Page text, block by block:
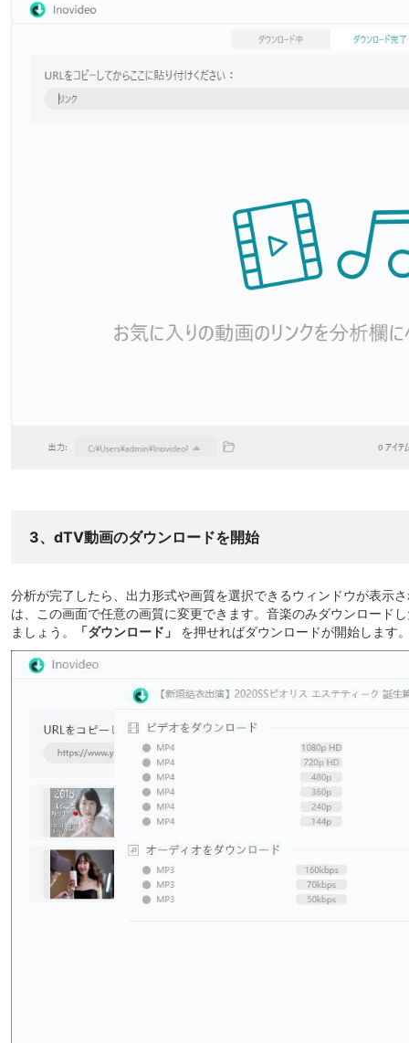
3、dTV動画のダウンロードを開始
分析が完了したら、出力形式や画質を選択できるウィンドウが表示
は、この画面で任意の画質に変更できます。音楽のみダウンロード
ましょう。
「ダウンロード」 を押せればダウンロードが開始します